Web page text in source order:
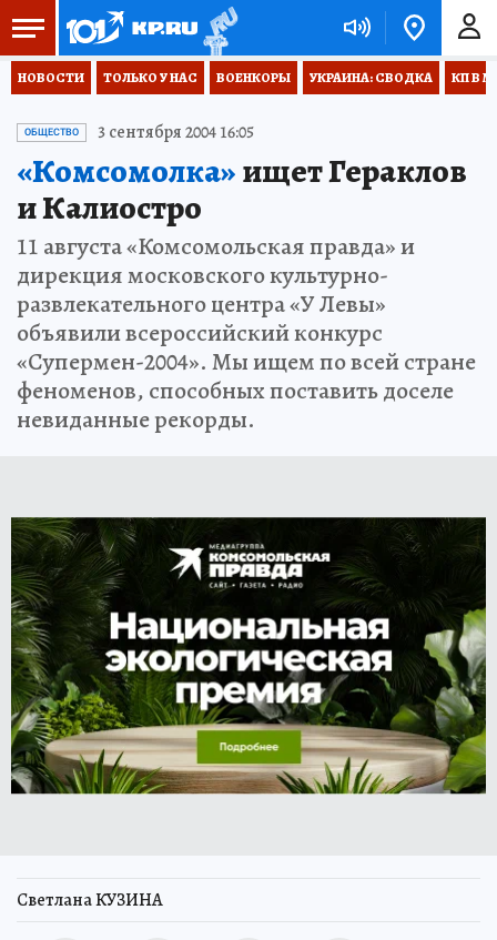
НОВОСТИ ТОЛЬКО У НАС ВОЕНКОРЫ УКРАИНА: СВОДКА КП В
ОБЩЕСТВО 3 сентября 2004 16:05
«Комсомолка»ищет Гераклов
и Калиостро
11 августа «Комсомольская правда» и
дирекция московского культурно-
развлекательного центра «У Левы»
объявили всероссийский конкурс
«Супермен-2004». Мы ищем по всей стране
феноменов, способных поставить доселе
невиданные рекорды.
Светлана КУЗИНА